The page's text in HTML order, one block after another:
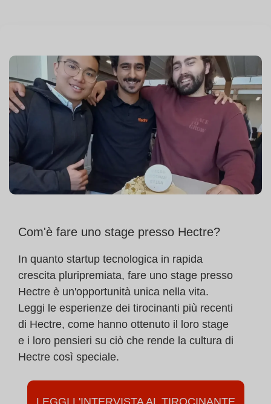
Com'è fare uno stage presso Hectre?
In quanto startup tecnologica in rapida
crescita pluripremiata, fare uno stage presso
Hectre è un'opportunità unica nella vita.
Leggi le esperienze dei tirocinanti più recenti
di Hectre, come hanno ottenuto il loro stage
e i loro pensieri su ciò che rende la cultura di
Hectre così speciale.
LEGGI L'INTERVISTA AL TIROCINANTE